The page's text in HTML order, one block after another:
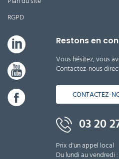
RGPD
Restons en
Vous hésitez, vous
Contactez-nous
CONTACTEZ-
03 20
Prix d'un appel local
Du lundi au vendredi :